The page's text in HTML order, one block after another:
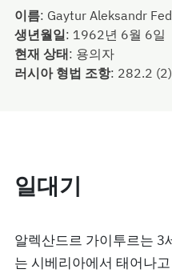
이름: Gaytur Aleksandr
생년월일: 1962년 6월 6일
현재 상태: 용의자
러시아 형법 조항: 282.2 (2)
일대기
알렉산드르 가이투르는 3
는 시베리아에서 태어나